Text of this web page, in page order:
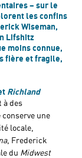
– sur le
les confins
Wiseman,
Lifshitz
moins connue,
fière et fragile,
Richland
à des
une
locale,
, Frederick
du Midwest